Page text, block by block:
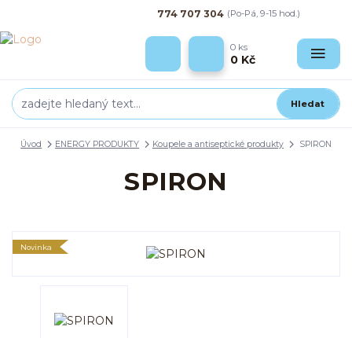
Hledat
774 707 304 (Po-Pá, 9-15 hod.)
0 ks
0 Kč
Úvod ENERGY PRODUKTY Koupele a antiseptické produkty SPIRON
SPIRON
Novinka